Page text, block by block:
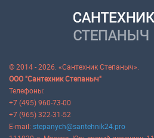
© 2014 - 2026. «Сантехник Степаныч».
ООО "Сантехник Степаныч"
Телефоны:
+7 (495) 960-73-00
+7 (965) 322-31-52
E-mail: stepanych@santehnik24.pro